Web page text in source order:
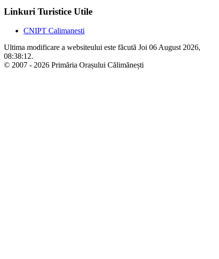
Linkuri Turistice Utile
CNIPT Calimanesti
Ultima modificare a websiteului este făcută Joi 06 August 2026,
08:38:12.
© 2007 - 2026 Primăria Orașului Călimănești